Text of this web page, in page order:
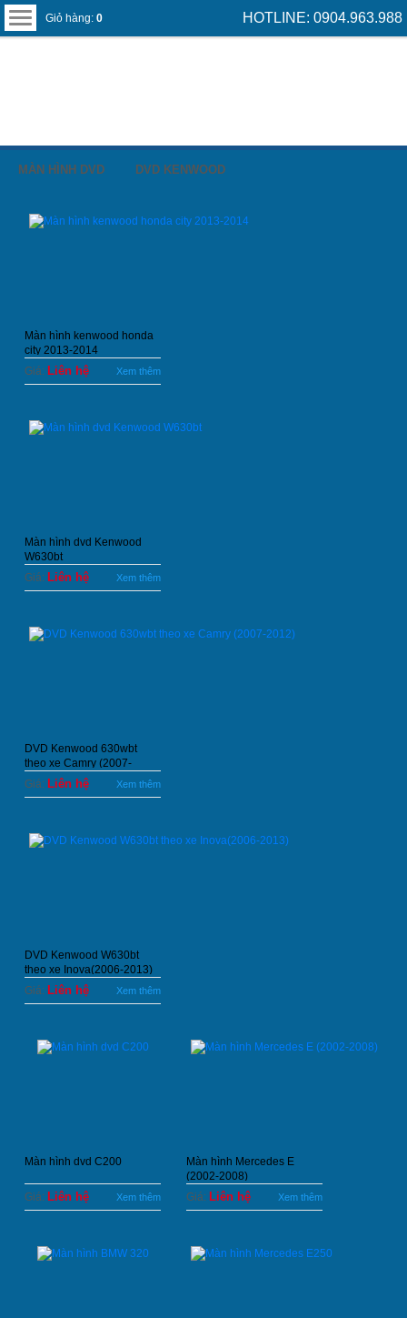
Giỏ hàng: 0 HOTLINE: 0904.963.988
MÀN HÌNH DVD DVD KENWOOD
Màn hình kenwood honda
city 2013-2014
Giá: Liên hệ Xem thêm
Màn hình dvd Kenwood
W630bt
Giá: Liên hệ Xem thêm
DVD Kenwood 630wbt
theo xe Camry (2007-
2012)
Giá: Liên hệ Xem thêm
DVD Kenwood W630bt
theo xe Inova(2006-2013)
Giá: Liên hệ Xem thêm
Màn hình dvd C200
Giá: Liên hệ Xem thêm
Màn hình Mercedes E
(2002-2008)
Giá: Liên hệ Xem thêm